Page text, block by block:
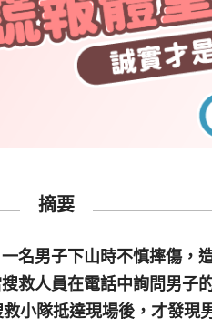
摘要
名男子下山時不慎摔傷，
救人員在電話中詢問男子
小隊抵達現場後，才發現